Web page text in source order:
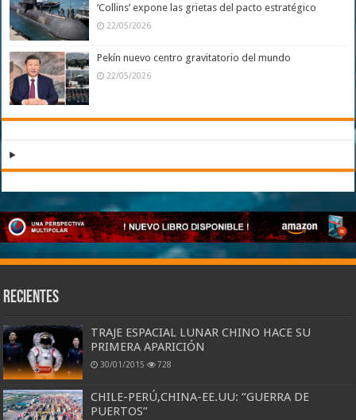
‘Collins’ expone las grietas del pacto estratégico
22/05/2026
Pekín nuevo centro gravitatorio del mundo
22/05/2026
Recientes
TRAJE ESPACIAL LUNAR CHINO HACE SU
PRIMERA APARICIÓN
30/01/2015 728
CHILE-PERÚ,CHINA-EE.UU: “GUERRA DE
PUERTOS”